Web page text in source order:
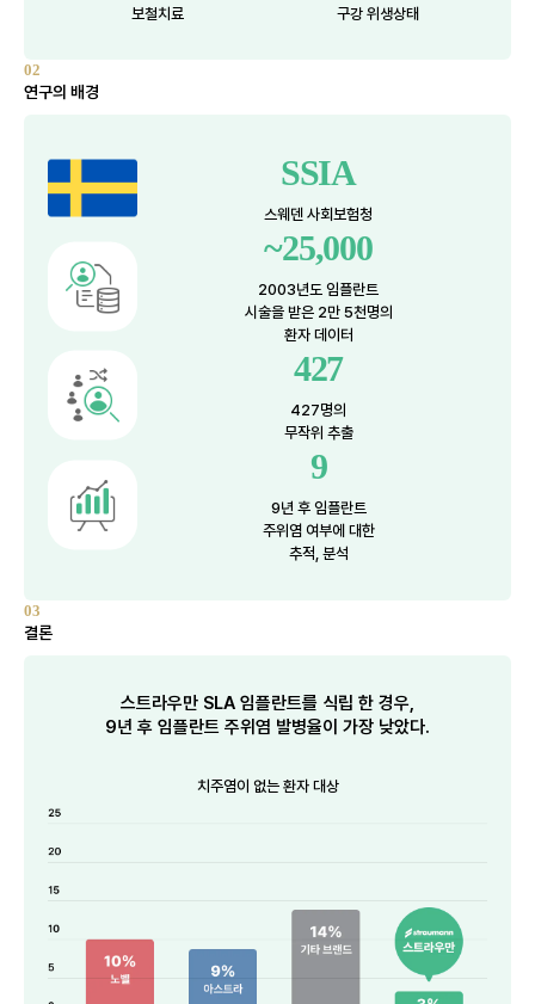
보철치료
구강 위생상태
02
연구의 배경
SSIA
스웨덴 사회보험청
~25,000
2003년도 임플란트
시술을 받은 2만 5천명의
환자 데이터
427
427명의
무작위 추출
9
9년 후 임플란트
주위염 여부에 대한
추적, 분석
03
결론
스트라우만 SLA 임플란트를 식립 한 경우,
9년 후 임플란트 주위염 발병율이 가장 낮았다.
치주염이 없는 환자 대상